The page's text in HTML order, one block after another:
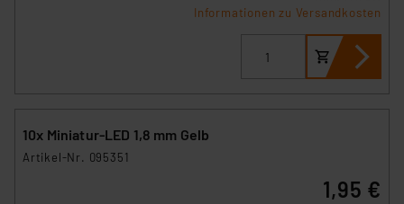
Informationen zu Versandkosten
10x Miniatur-LED 1,8 mm Gelb
Artikel-Nr. 095351
1,95 €